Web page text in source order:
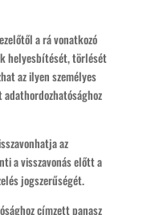
a rá vonatkozó
helyesbítését, törlését
az ilyen személyes
az
a visszavonás előtt a
jogszerűségét.
címzett panasz